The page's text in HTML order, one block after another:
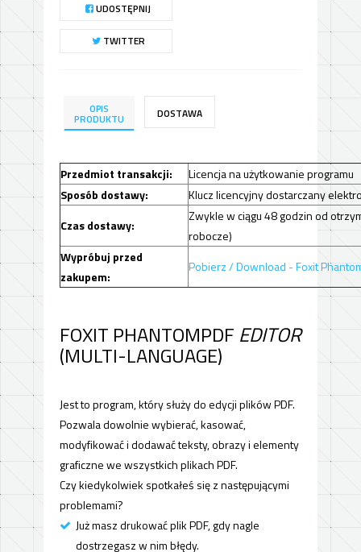
UDOSTĘPNIJ
TWITTER
OPIS
PRODUKTU DOSTAWA
Przedmiot transakcji:
Licencja na użytkowanie programu
Sposób dostawy:
Klucz licencyjny dostarczany
Czas dostawy:
Zwykle w ciągu 48 godzin od
robocze)
Wypróbuj przed
zakupem:
Pobierz / Download - Foxit
FOXIT PHANTOMPDF EDITOR
(MULTI-LANGUAGE)
Jest to program, który służy do edycji plików PDF.
Pozwala dowolnie wybierać, kasować,
modyfikować i dodawać teksty, obrazy i elementy
graficzne we wszystkich plikach PDF.
Czy kiedykolwiek spotkałeś się z następującymi
problemami?
Już masz drukować plik PDF, gdy nagle
dostrzegasz w nim błędy.